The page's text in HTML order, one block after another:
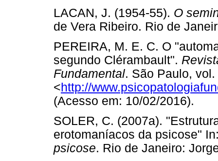
LACAN, J. (1954-55). O
de Vera Ribeiro. Rio de
PEREIRA, M. E. C. O
segundo Clérambault".
Fundamental. São Paulo,
<http://
(Acesso em: 10/02/
SOLER, C. (2007a).
erotomaníacos da psicose"
psicose. Rio de Janeiro: